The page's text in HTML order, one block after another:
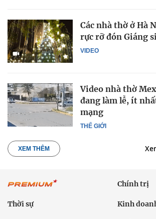
VIDEO
Các nhà thờ ở Hà
rực rỡ đón Giáng
THẾ GIỚI
Video nhà thờ
đang làm lễ, ít
mạng
XEM THÊM
Chính trị
Thời sự Kinh